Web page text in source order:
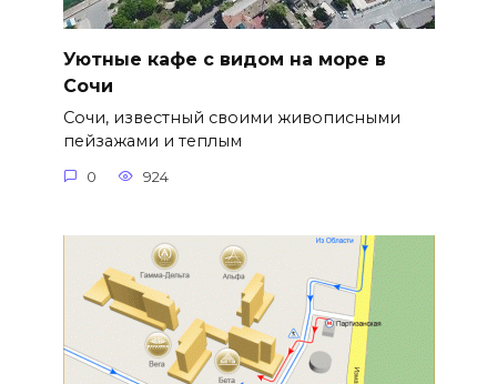
Уютные кафе с видом на море в
Сочи
Сочи, известный своими живописными
пейзажами и теплым
0 924